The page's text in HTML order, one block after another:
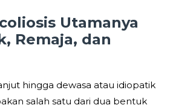
Utamanya
Remaja, dan
hingga dewasa atau idiopatik
salah satu dari dua bentuk